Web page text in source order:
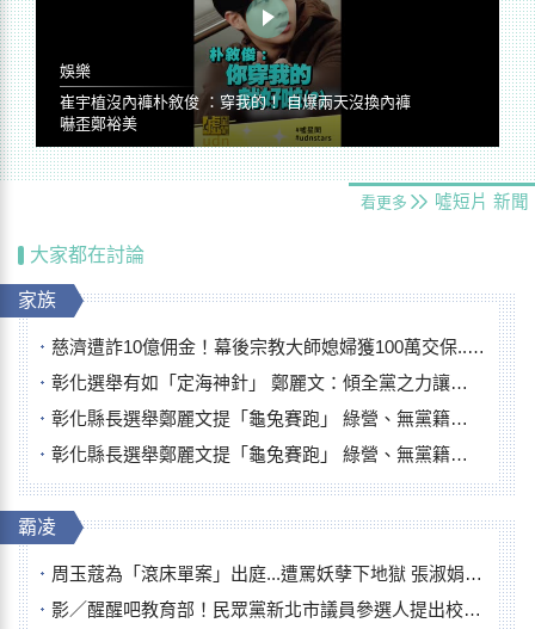
娛樂
崔宇植沒內褲朴敘俊 ：穿我的！ 自爆兩天沒換內褲
嚇歪鄭裕美
看更多 噓短片 新聞
大家都在討論
家族
慈濟遭詐10億佣金！幕後宗教大師媳婦獲100萬交保...快步奔離不發一語
彰化選舉有如「定海神針」 鄭麗文：傾全黨之力讓彰化贏
彰化縣長選舉鄭麗文提「龜兔賽跑」 綠營、無黨籍忙否認是烏龜
彰化縣長選舉鄭麗文提「龜兔賽跑」 綠營、無黨籍忙否認是烏龜
霸凌
周玉蔻為「滾床單案」出庭...遭罵妖孽下地獄 張淑娟批：舌頭殺人有罪
影／醒醒吧教育部！民眾黨新北市議員參選人提出校園反毒防線升級政見